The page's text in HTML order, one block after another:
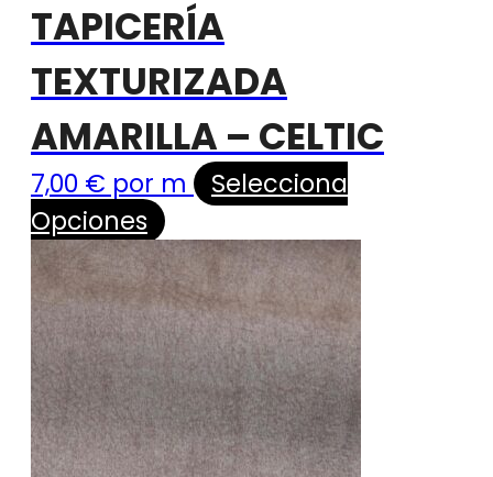
TAPICERÍA
TEXTURIZADA
AMARILLA – CELTIC
7,00 € por m
Selecciona
Opciones